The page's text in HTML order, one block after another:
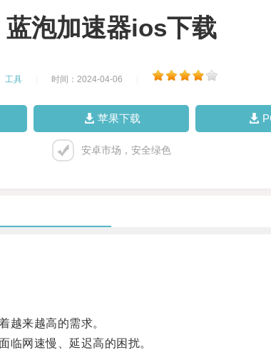
蓝泡加速器ios下载
工具 时间：2024-04-06
苹果下载
安卓市场，安全绿色
来越高的需求。
网速慢、延迟高的困扰。